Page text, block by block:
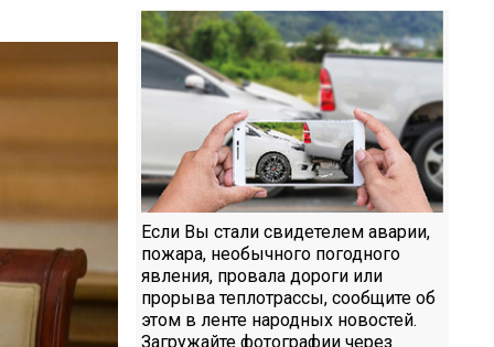
Если Вы стали свидетелем аварии,
пожара, необычного погодного
явления, провала дороги или
прорыва теплотрассы, сообщите об
этом в ленте народных новостей.
Загружайте фотографии через